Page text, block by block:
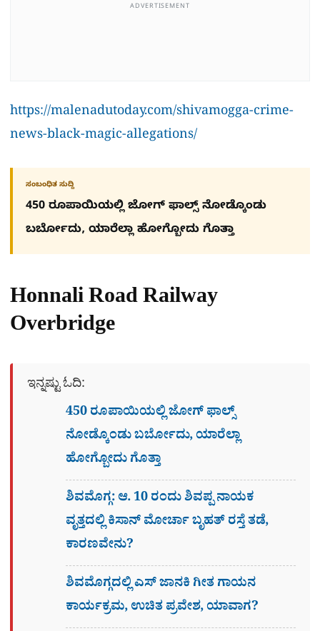
ADVERTISEMENT
https://malenadutoday.com/shivamogga-crime-
news-black-magic-allegations/
ಸಂಬಂಧಿತ ಸುದ್ದಿ
450 ರೂಪಾಯಿಯಲ್ಲಿ ಜೋಗ್​ ಫಾಲ್ಸ್​ ನೋಡ್ಕೊಂಡು
ಬರ್ಬೋದು, ಯಾರೆಲ್ಲಾ ಹೋಗ್ಬೋದು ಗೊತ್ತಾ
Honnali Road Railway
Overbridge
ಇನ್ನಷ್ಟು ಓದಿ:
450 ರೂಪಾಯಿಯಲ್ಲಿ ಜೋಗ್​ ಫಾಲ್ಸ್​
ನೋಡ್ಕೊಂಡು ಬರ್ಬೋದು, ಯಾರೆಲ್ಲಾ
ಹೋಗ್ಬೋದು ಗೊತ್ತಾ
ಶಿವಮೊಗ್ಗ: ಆ. 10 ರಂದು ಶಿವಪ್ಪ ನಾಯಕ
ವೃತ್ತದಲ್ಲಿ ಕಿಸಾನ್ ಮೋರ್ಚಾ ಬೃಹತ್ ರಸ್ತೆ ತಡೆ,
ಕಾರಣವೇನು?
ಶಿವಮೊಗ್ಗದಲ್ಲಿ ಎಸ್​ ಜಾನಕಿ ಗೀತ ಗಾಯನ
ಕಾರ್ಯಕ್ರಮ, ಉಚಿತ ಪ್ರವೇಶ, ಯಾವಾಗ?